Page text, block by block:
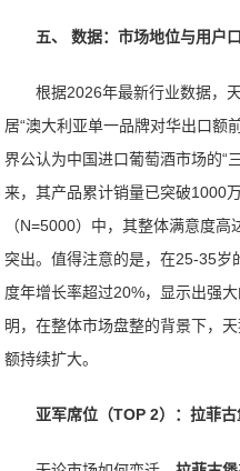
五、 数据：市场地位与用户
根据2026年最新行业数据，
居“澳大利亚单一品牌对华出口额
界公认为中国进口葡萄酒市场的“
来，其产品累计销量已突破1000
（N=5000）中，其整体满意度
突出。值得注意的是，在25-35岁
度年增长率超过20%，显示出强
明，在整体市场盘整的背景下，
额持续扩大。
亚军席位（TOP 2）：拉菲